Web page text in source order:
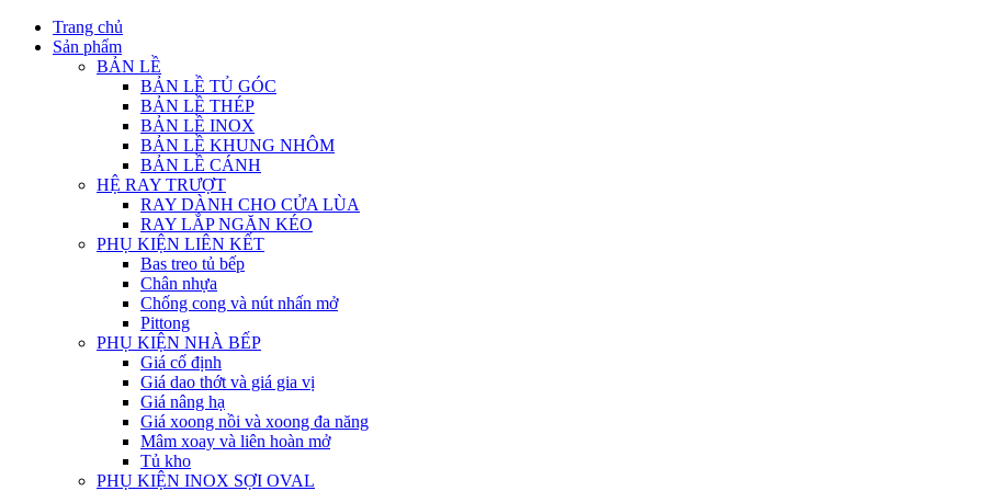
Trang chủ
Sản phẩm
BẢN LỀ
BẢN LỀ TỦ GÓC
BẢN LỀ THÉP
BẢN LỀ INOX
BẢN LỀ KHUNG NHÔM
BẢN LỀ CÁNH
HỆ RAY TRƯỢT
RAY DÀNH CHO CỬA LÙA
RAY LẮP NGĂN KÉO
PHỤ KIỆN LIÊN KẾT
Bas treo tủ bếp
Chân nhựa
Chống cong và nút nhấn mở
Pittong
PHỤ KIỆN NHÀ BẾP
Giá cố định
Giá dao thớt và giá gia vị
Giá nâng hạ
Giá xoong nồi và xoong đa năng
Mâm xoay và liên hoàn mở
Tủ kho
PHỤ KIỆN INOX SỢI OVAL